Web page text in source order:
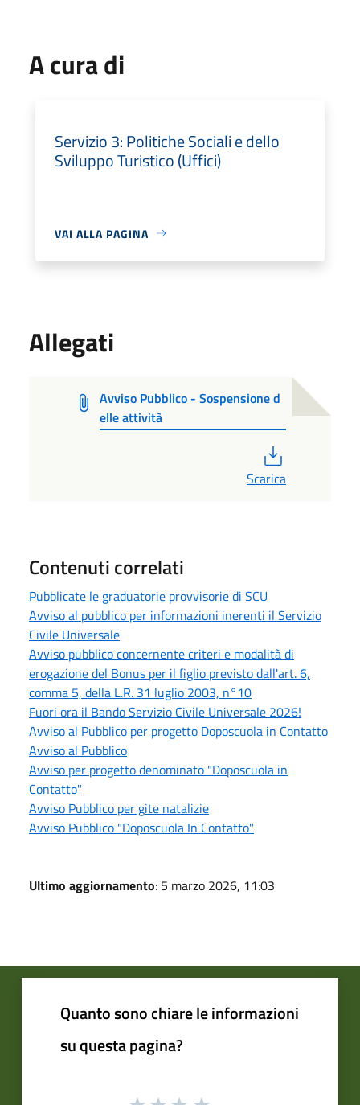
A cura di
Servizio 3: Politiche Sociali e dello
Sviluppo Turistico (Uffici)
VAI ALLA PAGINA
Allegati
Avviso Pubblico - Sospensione d
elle attività
Scarica
Contenuti correlati
Pubblicate le graduatorie provvisorie di SCU
Avviso al pubblico per informazioni inerenti il Servizio
Civile Universale
Avviso pubblico concernente criteri e modalità di
erogazione del Bonus per il figlio previsto dall'art. 6,
comma 5, della L.R. 31 luglio 2003, n°10
Fuori ora il Bando Servizio Civile Universale 2026!
Avviso al Pubblico per progetto Doposcuola in Contatto
Avviso al Pubblico
Avviso per progetto denominato "Doposcuola in
Contatto"
Avviso Pubblico per gite natalizie
Avviso Pubblico "Doposcuola In Contatto"
Ultimo aggiornamento: 5 marzo 2026, 11:03
Quanto sono chiare le informazioni
su questa pagina?